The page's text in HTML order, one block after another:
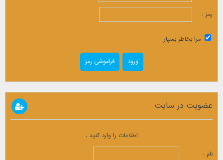
رمز :
مرا بخاطر بسپار
فراموشی رمز
عضویت در سایت
اطلاعات را وارد کنید .
نام :